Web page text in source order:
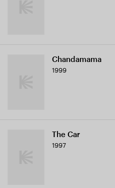
Chandamama
1999
The Car
1997